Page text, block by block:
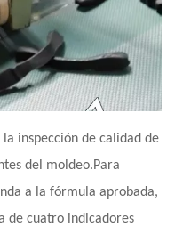
inspección de calidad de
del moldeo.Para
a la fórmula aprobada,
de cuatro indicadores